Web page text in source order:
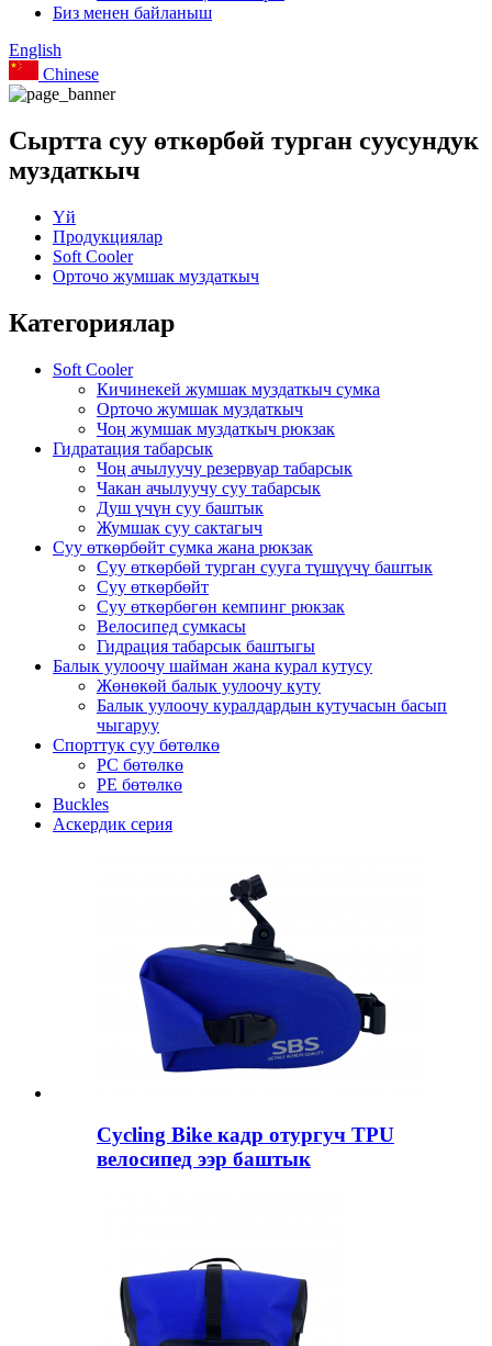
Биз менен байланыш
English
Chinese
Сыртта суу өткөрбөй турган суусундук
муздаткыч
Үй
Продукциялар
Soft Cooler
Орточо жумшак муздаткыч
Категориялар
Soft Cooler
Кичинекей жумшак муздаткыч сумка
Орточо жумшак муздаткыч
Чоң жумшак муздаткыч рюкзак
Гидратация табарсык
Чоң ачылуучу резервуар табарсык
Чакан ачылуучу суу табарсык
Душ үчүн суу баштык
Жумшак суу сактагыч
Суу өткөрбөйт сумка жана рюкзак
Суу өткөрбөй турган сууга түшүүчү баштык
Суу өткөрбөйт
Суу өткөрбөгөн кемпинг рюкзак
Велосипед сумкасы
Гидрация табарсык баштыгы
Балык уулоочу шайман жана курал кутусу
Жөнөкөй балык уулоочу куту
Балык уулоочу куралдардын кутучасын басып
чыгаруу
Спорттук суу бөтөлкө
PC бөтөлкө
PE бөтөлкө
Buckles
Аскердик серия
Cycling Bike кадр отургуч TPU
велосипед ээр баштык